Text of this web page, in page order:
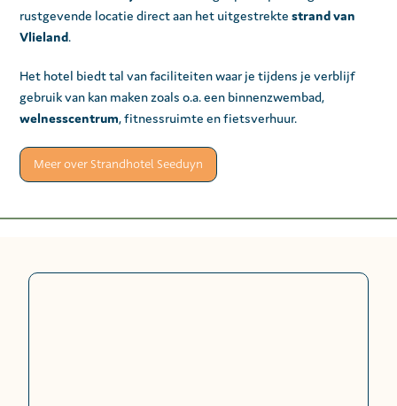
rustgevende locatie direct aan het uitgestrektestrand van
Vlieland.
Het hotel biedt tal van faciliteiten waar je tijdens je verblijf
gebruik van kan maken zoals o.a. een binnenzwembad,
welnesscentrum, fitnessruimte en fietsverhuur.
Meer over Strandhotel Seeduyn